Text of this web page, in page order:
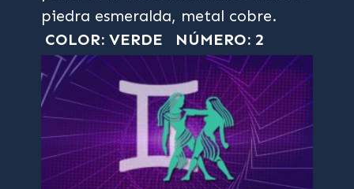
piedra esmeralda, metal cobre.
COLOR: VERDE
NÚMERO: 2